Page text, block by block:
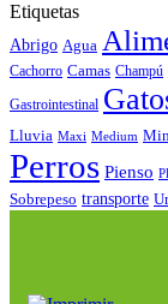
Etiquetas
Abrigo Agua
Cachorro Camas Champú
Gastrointestinal
Lluvia Maxi Medium
Perros Pienso
Sobrepeso transporte